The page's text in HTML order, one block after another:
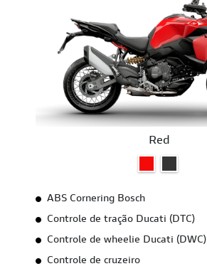
Red
ABS Cornering Bosch
Controle de tração Ducati (DTC)
Controle de wheelie Ducati (DWC)
Controle de cruzeiro